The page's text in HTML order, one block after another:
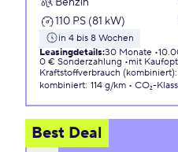
110 PS (81 kW)
in 4 bis 8 Wochen
Leasingdetails:30 Monate
0 € Sonderzahlung
mit
Kraftstoffverbrauch (kombiniert):
kombiniert: 114 g/km CO₂-
Best Deal